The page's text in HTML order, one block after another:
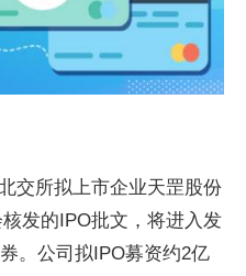
交所拟上市企业天罡股份
核发的IPO批文，将进入发
。公司拟IPO募资约2亿